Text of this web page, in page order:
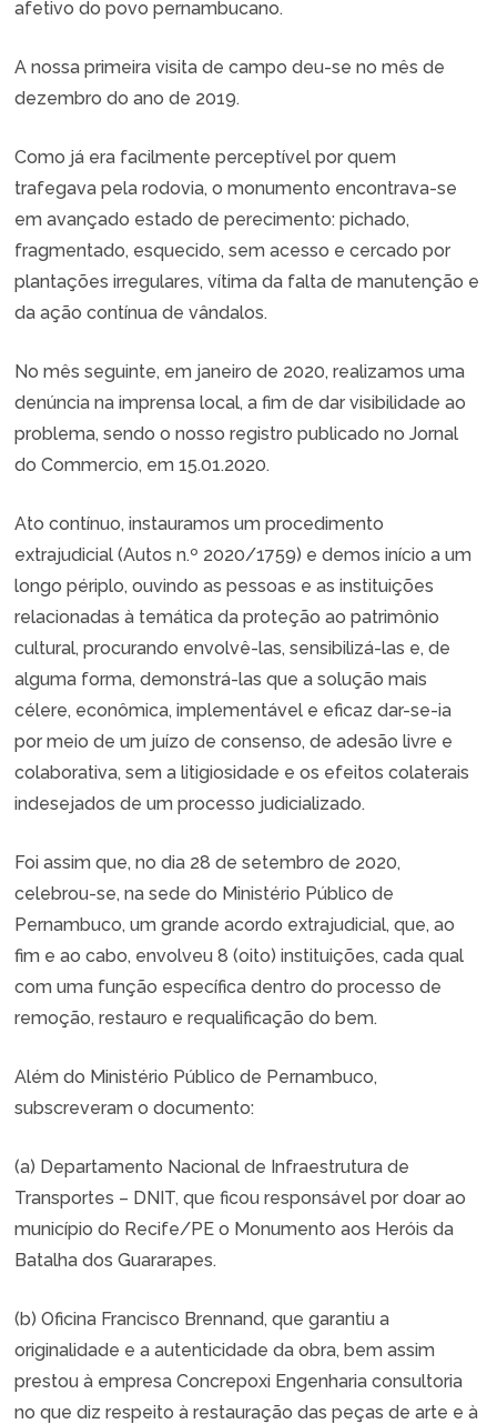
afetivo do povo pernambucano.
A nossa primeira visita de campo deu-se no mês de
dezembro do ano de 2019.
Como já era facilmente perceptível por quem
trafegava pela rodovia, o monumento encontrava-se
em avançado estado de perecimento: pichado,
fragmentado, esquecido, sem acesso e cercado por
plantações irregulares, vítima da falta de manutenção e
da ação contínua de vândalos.
No mês seguinte, em janeiro de 2020, realizamos uma
denúncia na imprensa local, a fim de dar visibilidade ao
problema, sendo o nosso registro publicado no Jornal
do Commercio, em 15.01.2020.
Ato contínuo, instauramos um procedimento
extrajudicial (Autos n.º 2020/1759) e demos início a um
longo périplo, ouvindo as pessoas e as instituições
relacionadas à temática da proteção ao patrimônio
cultural, procurando envolvê-las, sensibilizá-las e, de
alguma forma, demonstrá-las que a solução mais
célere, econômica, implementável e eficaz dar-se-ia
por meio de um juízo de consenso, de adesão livre e
colaborativa, sem a litigiosidade e os efeitos colaterais
indesejados de um processo judicializado.
Foi assim que, no dia 28 de setembro de 2020,
celebrou-se, na sede do Ministério Público de
Pernambuco, um grande acordo extrajudicial, que, ao
fim e ao cabo, envolveu 8 (oito) instituições, cada qual
com uma função específica dentro do processo de
remoção, restauro e requalificação do bem.
Além do Ministério Público de Pernambuco,
subscreveram o documento:
(a) Departamento Nacional de Infraestrutura de
Transportes – DNIT, que ficou responsável por doar ao
município do Recife/PE o Monumento aos Heróis da
Batalha dos Guararapes.
(b) Oficina Francisco Brennand, que garantiu a
originalidade e a autenticidade da obra, bem assim
prestou à empresa Concrepoxi Engenharia consultoria
no que diz respeito à restauração das peças de arte e à